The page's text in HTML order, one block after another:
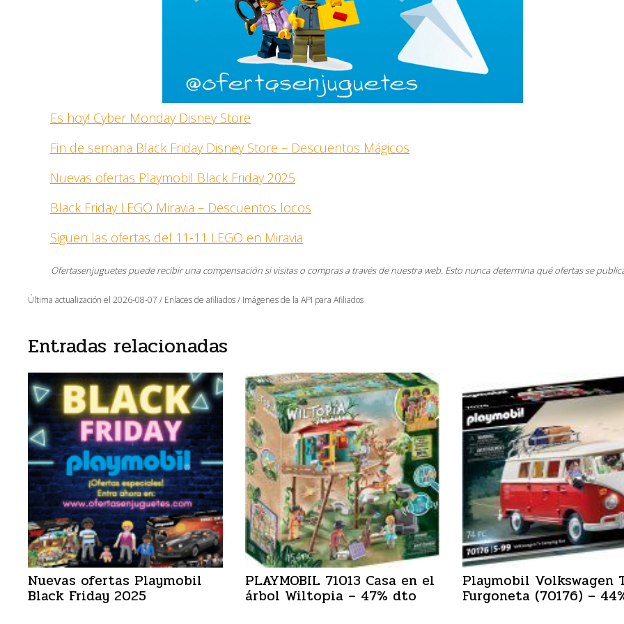
Es hoy! Cyber Monday Disney Store
Fin de semana Black Friday Disney Store – Descuentos Mágicos
Nuevas ofertas Playmobil Black Friday 2025
Black Friday LEGO Miravia – Descuentos locos
Siguen las ofertas del 11-11 LEGO en Miravia
Ofertasenjuguetes puede recibir una compensación si visitas o compras a través de nuestra web. Esto nunca determina qué ofertas se
Última actualización el 2026-08-07 / Enlaces de afiliados / Imágenes de la API para Afiliados
Entradas relacionadas
Nuevas ofertas Playmobil
Black Friday 2025
PLAYMOBIL 71013 Casa en el
árbol Wiltopia – 47% dto
Playmobil Volkswagen
Furgoneta (70176) –